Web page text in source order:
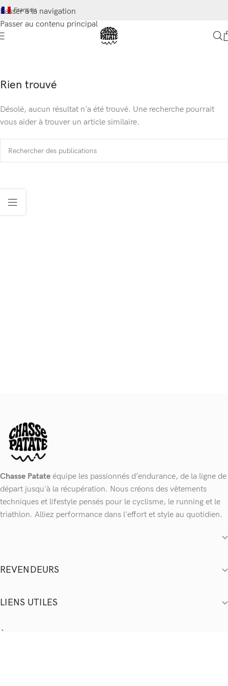
Passer à la navigation
Passer au contenu principal
Français
Rien trouvé
Désolé, aucun résultat n'a été trouvé. Une recherche pourrait
vous aider à trouver un article similaire.
Chasse Patate équipe les passionnés d’endurance, de la ligne de
départ jusqu'à la récupération. Nous créons des vêtements
techniques et lifestyle pensés pour le cyclisme, le running et le
triathlon. Alliez performance dans l'effort et style au quotidien.
REVENDEURS
LIENS UTILES